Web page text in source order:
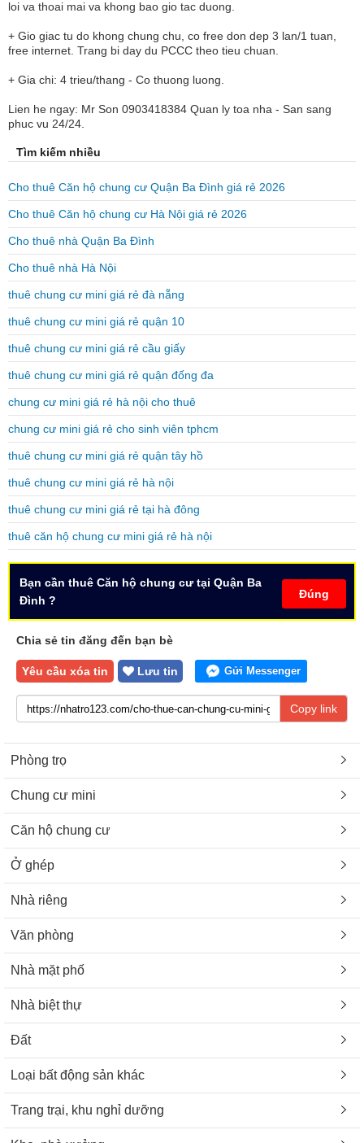
loi va thoai mai va khong bao gio tac duong.
+ Gio giac tu do khong chung chu, co free don dep 3 lan/1 tuan,
free internet. Trang bi day du PCCC theo tieu chuan.
+ Gia chi: 4 trieu/thang - Co thuong luong.
Lien he ngay: Mr Son 0903418384 Quan ly toa nha - San sang
phuc vu 24/24.
Tìm kiếm nhiều
Cho thuê Căn hộ chung cư Quận Ba Đình giá rẻ 2026
Cho thuê Căn hộ chung cư Hà Nội giá rẻ 2026
Cho thuê nhà Quận Ba Đình
Cho thuê nhà Hà Nội
thuê chung cư mini giá rẻ đà nẵng
thuê chung cư mini giá rẻ quận 10
thuê chung cư mini giá rẻ cầu giấy
thuê chung cư mini giá rẻ quận đống đa
chung cư mini giá rẻ hà nội cho thuê
chung cư mini giá rẻ cho sinh viên tphcm
thuê chung cư mini giá rẻ quận tây hồ
thuê chung cư mini giá rẻ hà nội
thuê chung cư mini giá rẻ tại hà đông
thuê căn hộ chung cư mini giá rẻ hà nội
Đúng
Bạn cần thuê Căn hộ chung cư tại Quận Ba
Đình ?
Chia sẻ tin đăng đến bạn bè
Yêu cầu xóa tin Lưu tin Gửi Messenger
Copy link
Phòng trọ
Chung cư mini
Căn hộ chung cư
Ở ghép
Nhà riêng
Văn phòng
Nhà mặt phố
Nhà biệt thự
Đất
Loại bất động sản khác
Trang trại, khu nghỉ dưỡng